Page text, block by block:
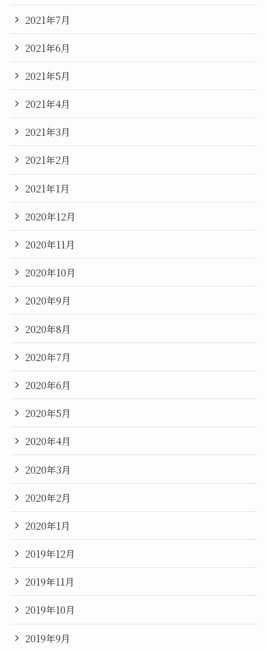
2021年7月
2021年6月
2021年5月
2021年4月
2021年3月
2021年2月
2021年1月
2020年12月
2020年11月
2020年10月
2020年9月
2020年8月
2020年7月
2020年6月
2020年5月
2020年4月
2020年3月
2020年2月
2020年1月
2019年12月
2019年11月
2019年10月
2019年9月